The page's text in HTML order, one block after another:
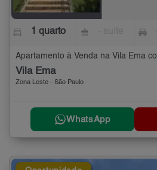
1 quarto
Apartamento à Venda na Vila Ema
Vila Ema
Zona Leste - São Paulo
WhatsApp